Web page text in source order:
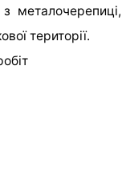
металочерепиці,
території.